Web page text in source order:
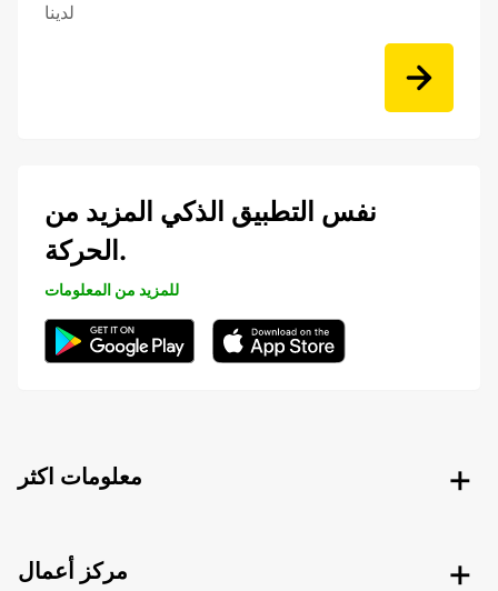
لدينا
نفس التطبيق الذكي المزيد من
الحركة.
للمزيد من المعلومات
معلومات اكثر
مركز أعمال